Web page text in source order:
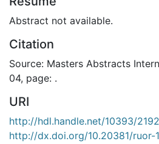
Abstract not available.
Citation
Source: Masters Abstracts
04, page: .
URI
http://hdl.handle.net/10393/
http://dx.doi.org/10.20381/ruor-